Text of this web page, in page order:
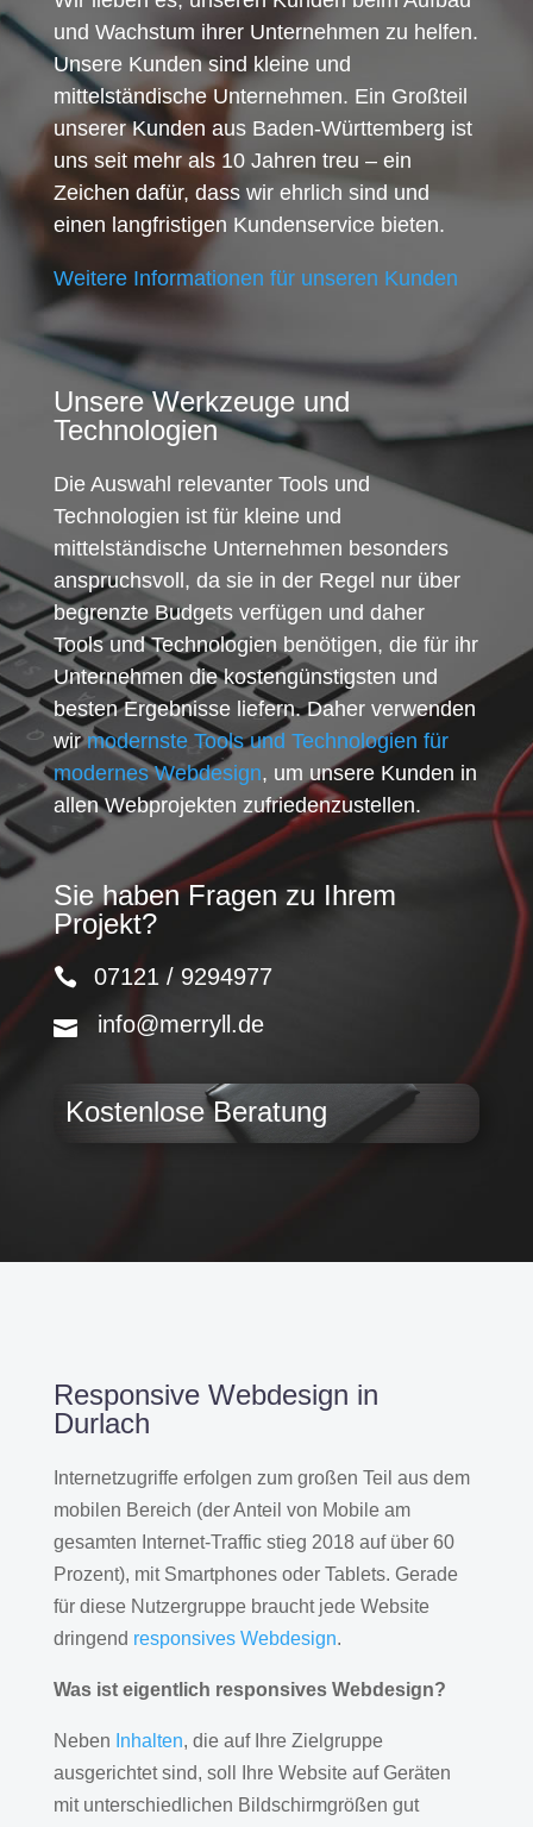
und Wachstum ihrer Unternehmen zu helfen.
Unsere Kunden sind kleine und
mittelständische Unternehmen. Ein Großteil
unserer Kunden aus Baden-Württemberg ist
uns seit mehr als 10 Jahren treu – ein
Zeichen dafür, dass wir ehrlich sind und
einen langfristigen Kundenservice bieten.
Weitere Informationen für unseren Kunden
Unsere Werkzeuge und
Technologien
Die Auswahl relevanter Tools und
Technologien ist für kleine und
mittelständische Unternehmen besonders
anspruchsvoll, da sie in der Regel nur über
begrenzte Budgets verfügen und daher
Tools und Technologien benötigen, die für ihr
Unternehmen die kostengünstigsten und
besten Ergebnisse liefern. Daher verwenden
wirmodernste Tools und Technologien für
modernes Webdesign, um unsere Kunden in
allen Webprojekten zufriedenzustellen.
Sie haben Fragen zu Ihrem
Projekt?
07121 / 9294977
info@merryll.de
Kostenlose Beratung
Responsive Webdesign in
Durlach
Internetzugriffe erfolgen zum großen Teil aus dem
mobilen Bereich (der Anteil von Mobile am
gesamten Internet-Traffic stieg 2018 auf über 60
Prozent), mit Smartphones oder Tablets. Gerade
für diese Nutzergruppe braucht jede Website
dringend responsives Webdesign.
Was ist eigentlich responsives Webdesign?
Neben Inhalten, die auf Ihre Zielgruppe
ausgerichtet sind, soll Ihre Website auf Geräten
mit unterschiedlichen Bildschirmgrößen gut